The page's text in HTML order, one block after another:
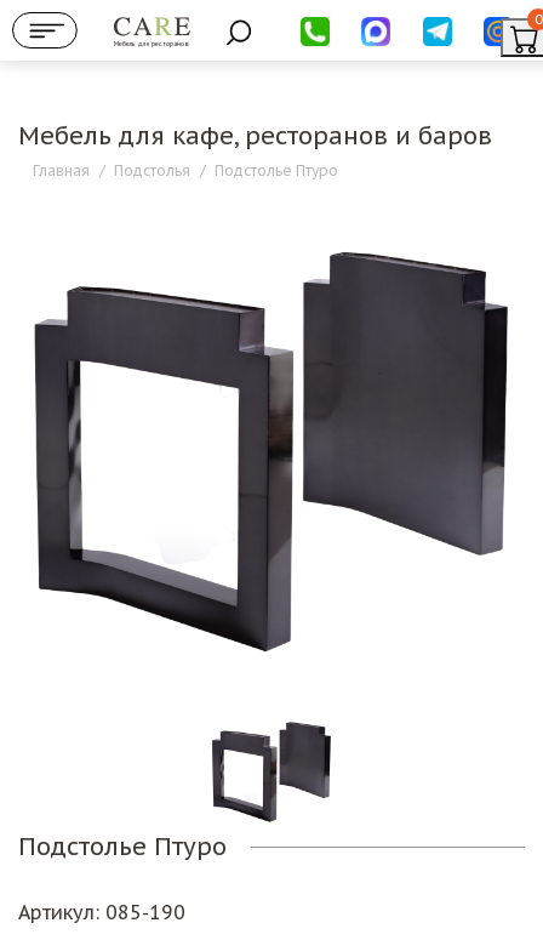
Мебель для ресторанов
0
Мебель для кафе, ресторанов и баров
Главная / Подстолья / Подстолье Птуро
Подстолье Птуро
Артикул: 085-190